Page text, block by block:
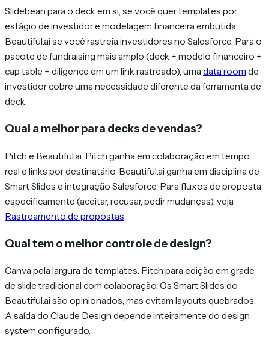
Slidebean para o deck em si, se você quer templates por
estágio de investidor e modelagem financeira embutida.
Beautiful.ai se você rastreia investidores no Salesforce. Para o
pacote de fundraising mais amplo (deck + modelo financeiro +
cap table + diligence em um link rastreado), umadata room de
investidor cobre uma necessidade diferente da ferramenta de
deck.
Qual a melhor para decks de vendas?
Pitch e Beautiful.ai. Pitch ganha em colaboração em tempo
real e links por destinatário. Beautiful.ai ganha em disciplina de
Smart Slides e integração Salesforce. Para fluxos de proposta
especificamente (aceitar, recusar, pedir mudanças), veja
Rastreamento de propostas
Qual tem o melhor controle de design?
Canva pela largura de templates. Pitch para edição em grade
de slide tradicional com colaboração. Os Smart Slides do
Beautiful.ai são opinionados, mas evitam layouts quebrados.
A saída do Claude Design depende inteiramente do design
system configurado.